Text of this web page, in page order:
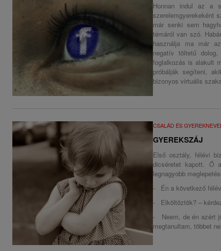
Honnan indul az a
szerelemgyerekeként
már senki sem
témáról van szó.
használja ma már
negatív töltetű
foglalkozás is alakult
próbálják segíteni,
bizonyos virtuális
CSALÁD ÉS
GYEREKSZÁJ
Első osztály, félévi
dicséretet kapott. Ő
legnagyobb
- Én a következő
- Elköltöztök? –
- Neem, de én azért
megtanultam, többet